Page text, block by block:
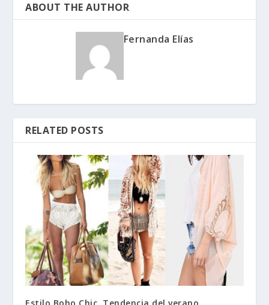
ABOUT THE AUTHOR
Fernanda Elías
RELATED POSTS